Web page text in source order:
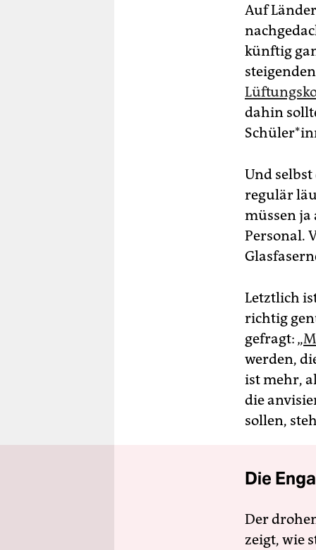
Auf
künftig
dahin
Und
regulär
müssen
Personal.
Letztlich
richtig
gefragt: „
werden,
ist mehr,
die
sollen,
Die
Der
zeigt, wie